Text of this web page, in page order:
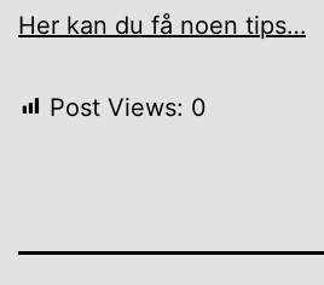
Her kan du få noen tips…
Post Views: 0